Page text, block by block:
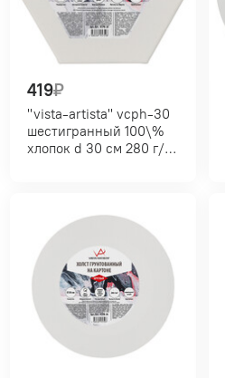
419₽
"vista-artista" vcph-30
шестигранный 100\%
хлопок d 30 см 280 г/